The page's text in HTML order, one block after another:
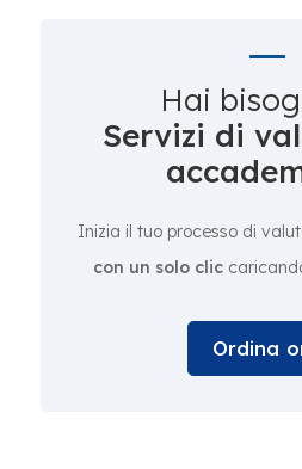
Hai
Servizi di
Inizia il tuo processo di
con un solo clic
Ordina